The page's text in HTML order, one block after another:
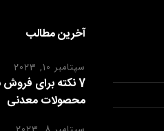
آخرین مطالب
سپتامبر 10, 2023
7 نکته برای فروش
محصولات معدنی